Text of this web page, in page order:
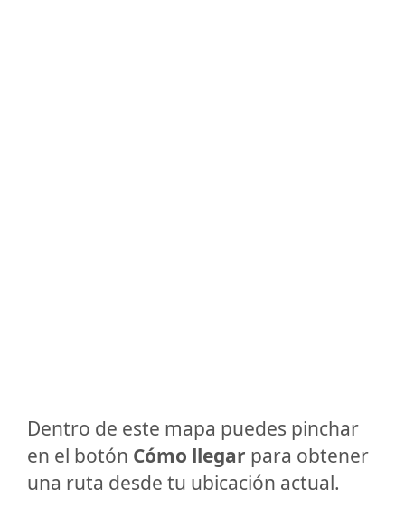
Dentro de este mapa puedes pinchar
en el botón Cómo llegar para obtener
una ruta desde tu ubicación actual.